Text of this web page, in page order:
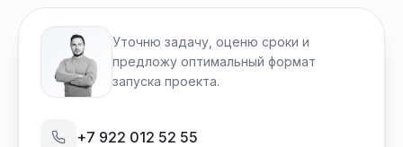
Уточню задачу, оценю сроки и
предложу оптимальный формат
запуска проекта.
+7 922 012 52 55